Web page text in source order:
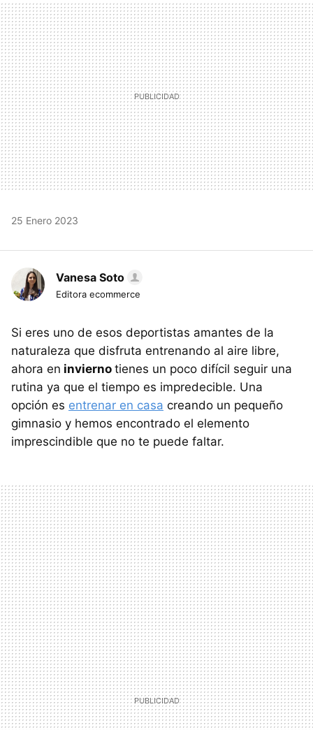
MAIL
25 Enero 2023
Vanesa Soto
Editora ecommerce
Si eres uno de esos deportistas amantes de la
naturaleza que disfruta entrenando al aire libre,
ahora en invierno tienes un poco difícil seguir una
rutina ya que el tiempo es impredecible. Una
opción es entrenar en casa creando un pequeño
gimnasio y hemos encontrado el elemento
imprescindible que no te puede faltar.